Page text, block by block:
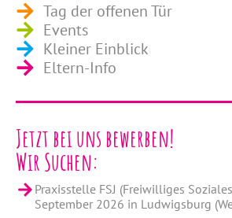
Tag der offenen Tür
Events
Kleiner Einblick
Eltern-Info
Jetzt bei uns bewerben!
Wir Suchen:
Praxisstelle FSJ (Freiwilliges
September 2026 in Ludwigsburg